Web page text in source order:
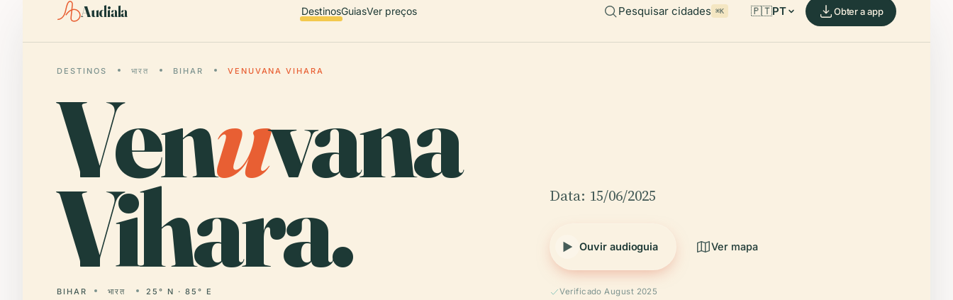
Audiala DestinosGuiasVer preços Pesquisar cidades ⌘K 🇵🇹PT Obter a app
DESTINOS भारत BIHAR VENUVANA VIHARA
Venuvana
Vihara.
BIHAR भारत 25° N · 85° E
Data: 15/06/2025
Ouvir audioguia Ver mapa
Verificado August 2025